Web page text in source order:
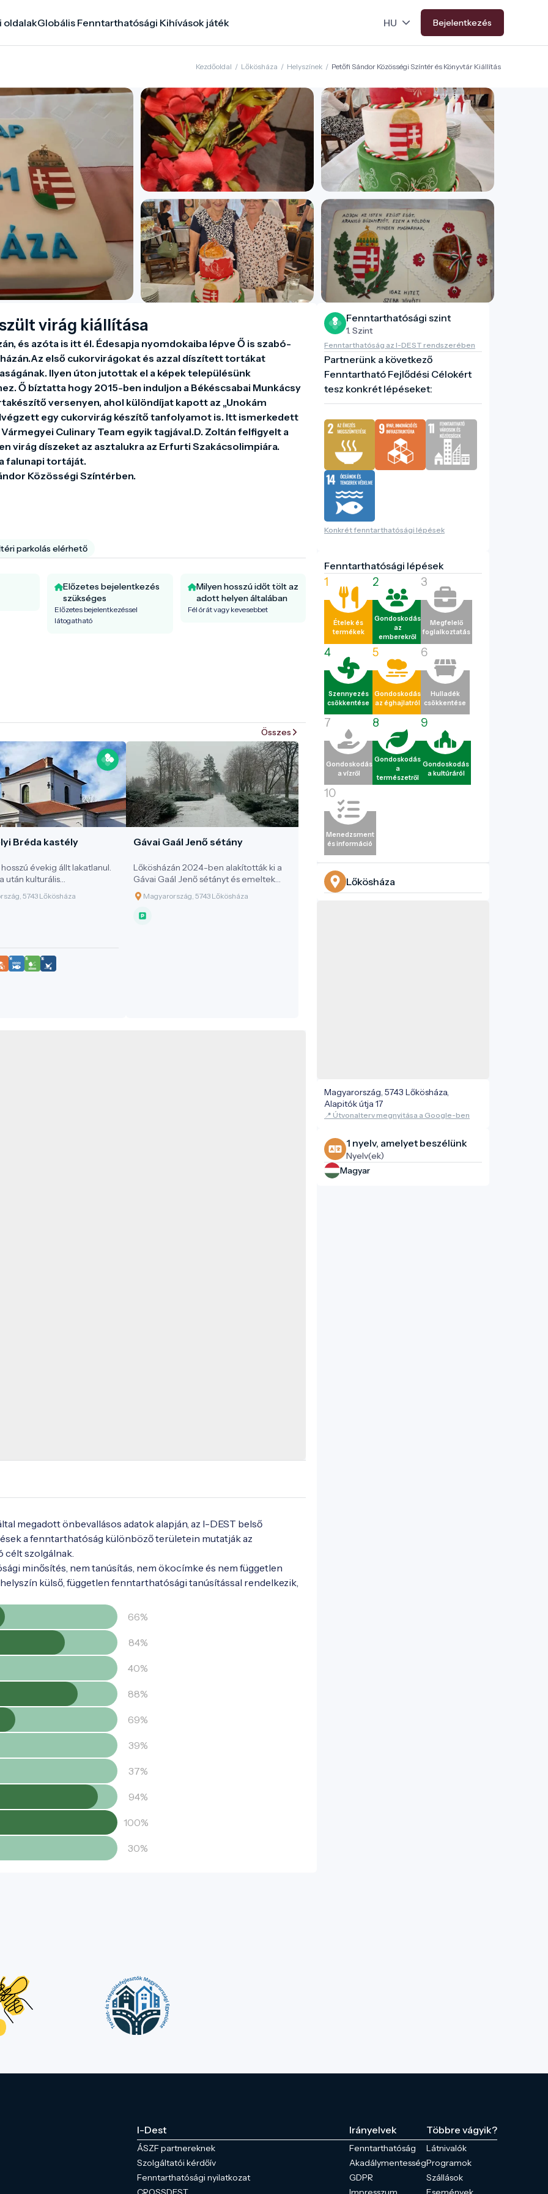
oldalakGlobális Fenntarthatósági Kihívások játék Bejelentkezés
Kezdőoldal / Lőkösháza / Helyszínek / Petőfi Sándor Közösségi Színtér és Könyvtár Kiállítás
virág kiállítása
és azóta is itt él. Édesapja nyomdokaiba lépve Ő is szabó-
első cukorvirágokat és azzal díszített tortákat
Ilyen úton jutottak el a képek településünk
Ő bíztatta hogy 2015-ben induljon a Békéscsabai Munkácsy
versenyen, ahol különdíjat kapott az „Unokám
egy cukorvirág készítő tanfolyamot is. Itt ismerkedett
Culinary Team egyik tagjával.D. Zoltán felfigyelt a
virág díszeket az asztalukra az Erfurti Szakácsolimpiára.
falunapi tortáját.
Közösségi Színtérben.
parkolás elérhető
Előzetes bejelentkezés
szükséges
Előzetes bejelentkezéssel
látogatható
Milyen hosszú időt tölt az
adott helyen általában
Fél órát vagy kevesebbet
Összes
Bréda kastély
évekig állt lakatlanul.
után kulturális
működik, mint
A csodálatos
elhelyezkedő kastély
bemutatásra. A kastélyt
megtartott
és esküvők elegáns és
Foucault-inga mely felett
megelevenedik a kastély-és
is, valamint a látogatók
A látogatótérben
lett elhelyezve. Interaktív
3D-vetítés
a kastély felújításának
Számos a kastély korára
és berendezési
meg. A pincében
el a hungarikumközpont
megye nemzetközileg
büszkeségeit mutatja
területén található egy
rendezvénysátor is ami
5743,
5743 Lőkösháza
Gávai Gaál Jenő sétány
Lőkösházán 2024-ben alakították ki a
Gávai Gaál Jenő sétányt és emeltek
szobrot a polihiszor tisztelelére.
Magyarország, 5743 Lőkösháza
megadott önbevallásos adatok alapján, az I-DEST belső
a fenntarthatóság különböző területein mutatják az
célt szolgálnak.
minősítés, nem tanúsítás, nem ökocímke és nem független
külső, független fenntarthatósági tanúsítással rendelkezik,
66%
84%
40%
88%
69%
39%
37%
94%
100%
30%
Fenntarthatósági szint
1. Szint
Fenntarthatóság az I-DEST rendszerében
Partnerünk a következő
Fenntartható Fejlődési Célokért
tesz konkrét lépéseket:
Konkrét fenntarthatósági lépések
Fenntarthatósági lépések
1
Ételek és
termékek
2
Gondoskodás
az
emberekről
3
Megfelelő
foglalkoztatás
4
Szennyezés
csökkentése
5
Gondoskodás
az éghajlatról
6
Hulladék
csökkentése
7
Gondoskodás
a vízről
8
Gondoskodás
a
természetről
9
Gondoskodás
a kultúráról
10
Menedzsment
és információ
Lőkösháza
Magyarország, 5743 Lőkösháza,
Alapitók útja 17
📍 Útvonalterv megnyitása a Google-ben
1 nyelv, amelyet beszélünk
Nyelv(ek)
Magyar
I-Dest
ÁSZF partnereknek
Szolgáltatói kérdőív
Fenntarthatósági nyilatkozat
Irányelvek
Fenntarthatóság
Akadálymentesség
GDPR
Többre vágyik?
Látnivalók
Programok
Szállások